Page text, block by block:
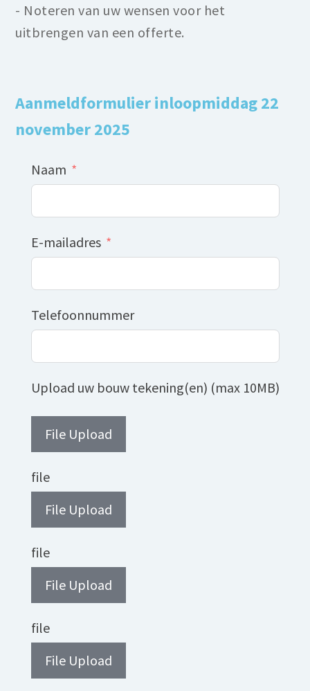
- Noteren van uw wensen voor het
uitbrengen van een offerte.
Aanmeldformulier inloopmiddag 22
november 2025
Naam
E-mailadres
Telefoonnummer
Upload uw bouw tekening(en) (max 10MB)
File Upload
file
File Upload
file
File Upload
file
File Upload